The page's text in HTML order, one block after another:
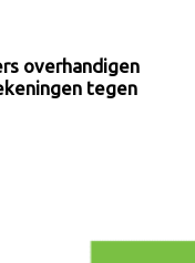
overhandigen
tegen